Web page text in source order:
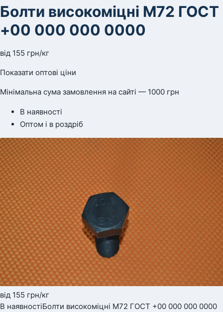
Болти високоміцні М72 ГОСТ
+00 000 000 0000
від 155 грн/кг
Показати оптові ціни
Мінімальна сума замовлення на сайті — 1000 грн
В наявності
Оптом і в роздріб
від 155 грн/кг
В наявностіБолти високоміцні М72 ГОСТ +00 000 000 0000